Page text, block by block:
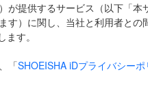
が提供するサービス（以下「本
）に関し、当社と利用者との
す。
「SHOEISHA iDプライバシーポ